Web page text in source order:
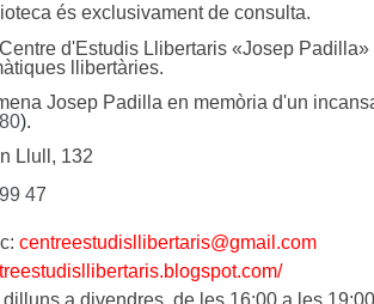
és exclusivament de consulta.
d'Estudis Llibertaris «Josep
llibertàries.
Josep Padilla en memòria d'un
).
Llull, 132
47
centreestudisllibertaris@gmail.com